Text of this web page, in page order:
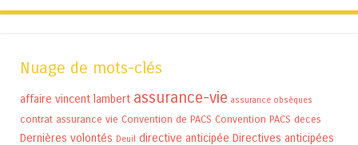
Nuage de mots-clés
affaire vincent lambert assurance-vie assurance obsèques
contrat assurance vie Convention de PACS Convention PACS deces
Dernières volontés Deuil directive anticipée Directives anticipées